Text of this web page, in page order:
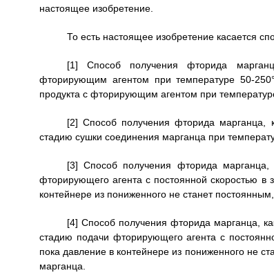
настоящее изобретение.
То есть настоящее изобретение касается
[1] Способ получения фторида
фторирующим агентом при температуре 50-
продукта с фторирующим агентом при
[2] Способ получения фторида марганца,
стадию сушки соединения марганца при
[3] Способ получения фторида
фторирующего агента с постоянной скоростью
контейнере из пониженного не станет
[4] Способ получения фторида марганца,
стадию подачи фторирующего агента с
пока давление в контейнере из пониженного не
марганца.